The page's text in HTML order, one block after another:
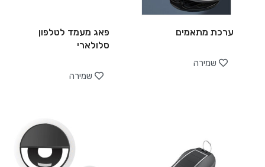
ערכת מתאמים
שמירה
פאג מעמד לטלפון
סלולארי
שמירה